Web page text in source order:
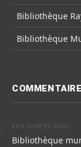
Bibliothèque
Bibliothèque
EVA SCHERF dans
Bibliothèque